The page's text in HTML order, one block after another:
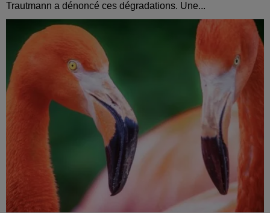
Trautmann a dénoncé ces dégradations. Une...